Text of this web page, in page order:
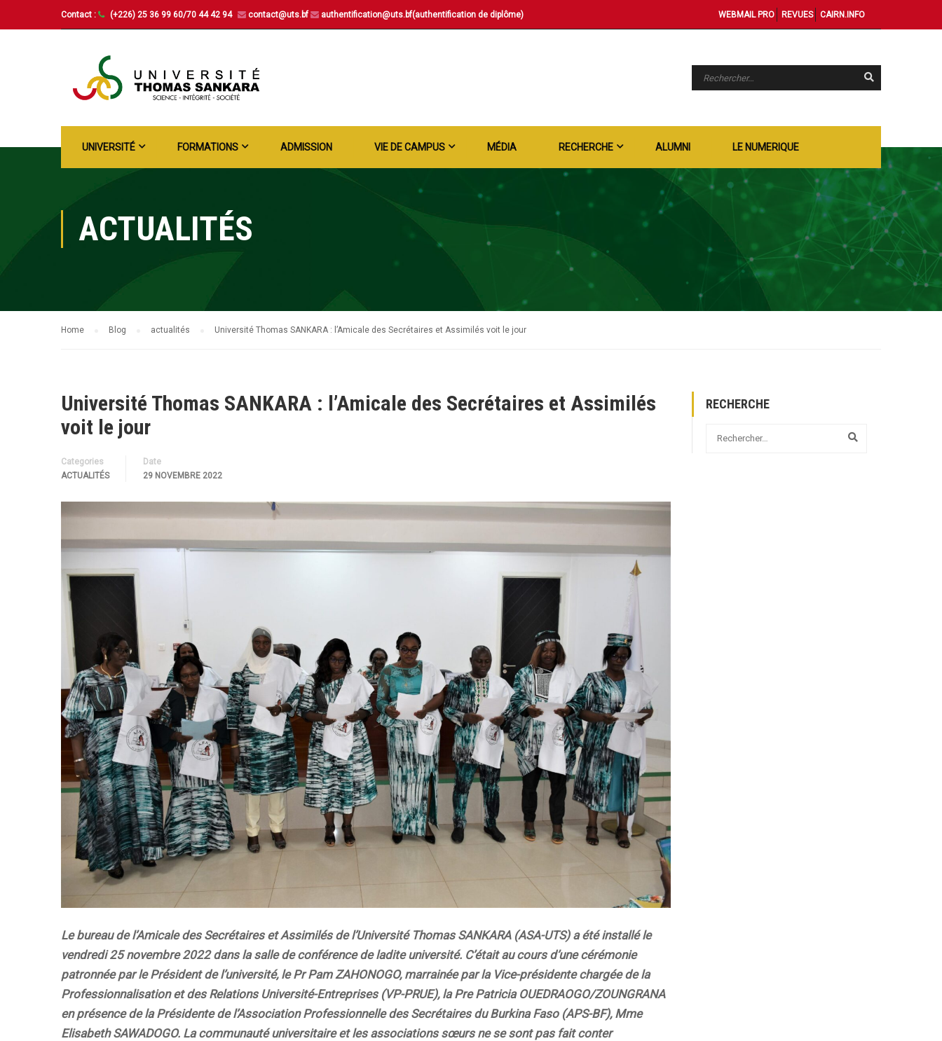
Contact : (+226) 25 36 99 60/70 44 42 94 contact@uts.bf authentification@uts.bf(authentification de diplôme) WEBMAIL PRO REVUES CAIRN.INFO
UNIVERSITÉ FORMATIONS ADMISSION VIE DE CAMPUS MÉDIA RECHERCHE ALUMNI LE NUMERIQUE
ACTUALITÉS
Home Blog actualités Université Thomas SANKARA : l’Amicale des Secrétaires et Assimilés voit le jour
Université Thomas SANKARA : l’Amicale des Secrétaires et Assimilés
voit le jour
Categories
ACTUALITÉS
Date
29 NOVEMBRE 2022
Le bureau de l’Amicale des Secrétaires et Assimilés de l’Université Thomas SANKARA (ASA-UTS) a été installé le
vendredi 25 novembre 2022 dans la salle de conférence de ladite université. C’était au cours d’une cérémonie
patronnée par le Président de l’université, le Pr Pam ZAHONOGO, marrainée par la Vice-présidente chargée de la
Professionnalisation et des Relations Université-Entreprises (VP-PRUE), la Pre Patricia OUEDRAOGO/ZOUNGRANA
en présence de la Présidente de l’Association Professionnelle des Secrétaires du Burkina Faso (APS-BF), Mme
Elisabeth SAWADOGO. La communauté universitaire et les associations sœurs ne se sont pas fait conter
RECHERCHE